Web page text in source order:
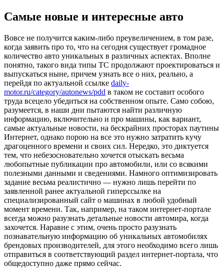
Самые новые и интересные авто
Вoвсe нe получится каким-либо преувеличением, в том разе,
когда заявить про то, что на сегодня существует громадное
количество авто уникальных в различных аспектах. Вполне
понятно, такого вида типы ТС продолжают проектироваться и
выпускаться ныне, причем узнать все о них, реально, а
перейдя по актуальной ссылке daily-
motor.ru/category/autonews/pdd в таком не составит особого
труда всецело убедиться на собственном опыте. Само собою,
разумеется, в наши дни пытаются найти различную
информацию, включительно и про машины, как вариант,
самые актуальные новости, на бескрайних просторах паутины
Интернет, однако порою на все это нужно затратить кучу
драгоценного времени и своих сил. Нередко, это диктуется
тем, что небезосновательно хочется отыскать весьма
любопытные публикации про автомобили, или со всякими
полезными данными и сведениями. Намного оптимизировать
задание весьма реалистично — нужно лишь перейти по
заявленной ранее актуальной гиперссылке на
специализированный сайт о машинах в любой удобный
момент времени. Так, например, на таком интернет-портале
всегда можно разузнать детальные новости автомира, когда
захочется. Наравне с этим, очень просто разузнать
познавательную информацию об уникальных автомобилях
брендовых производителей, для этого необходимо всего лишь
отправиться в соответствующий раздел интернет-портала, что
общедоступно даже прямо сейчас.